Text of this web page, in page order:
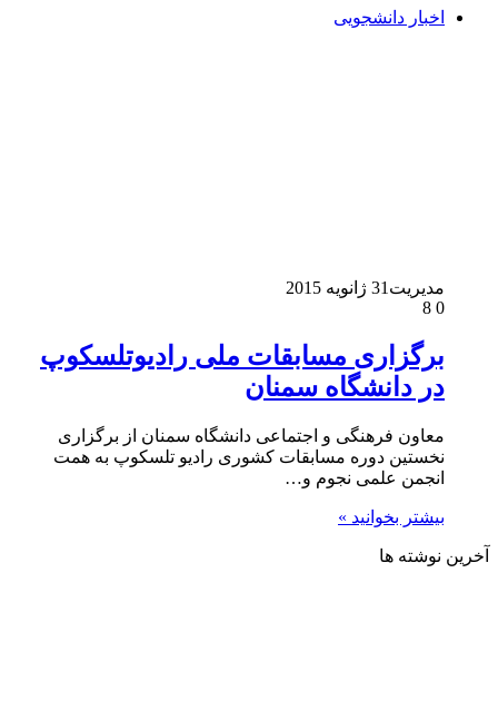
اخبار دانشجویی
مدیریت 31 ژانویه 2015
0
برگزاری مسابقات ملی رادیوتلسکوپ
در دانشگاه سمنان
معاون فرهنگی و اجتماعی دانشگاه سمنان از برگزاری
نخستین دوره مسابقات کشوری رادیو تلسکوپ به همت
انجمن علمی نجوم و…
بیشتر بخوانید »
آخرین نوشته ها